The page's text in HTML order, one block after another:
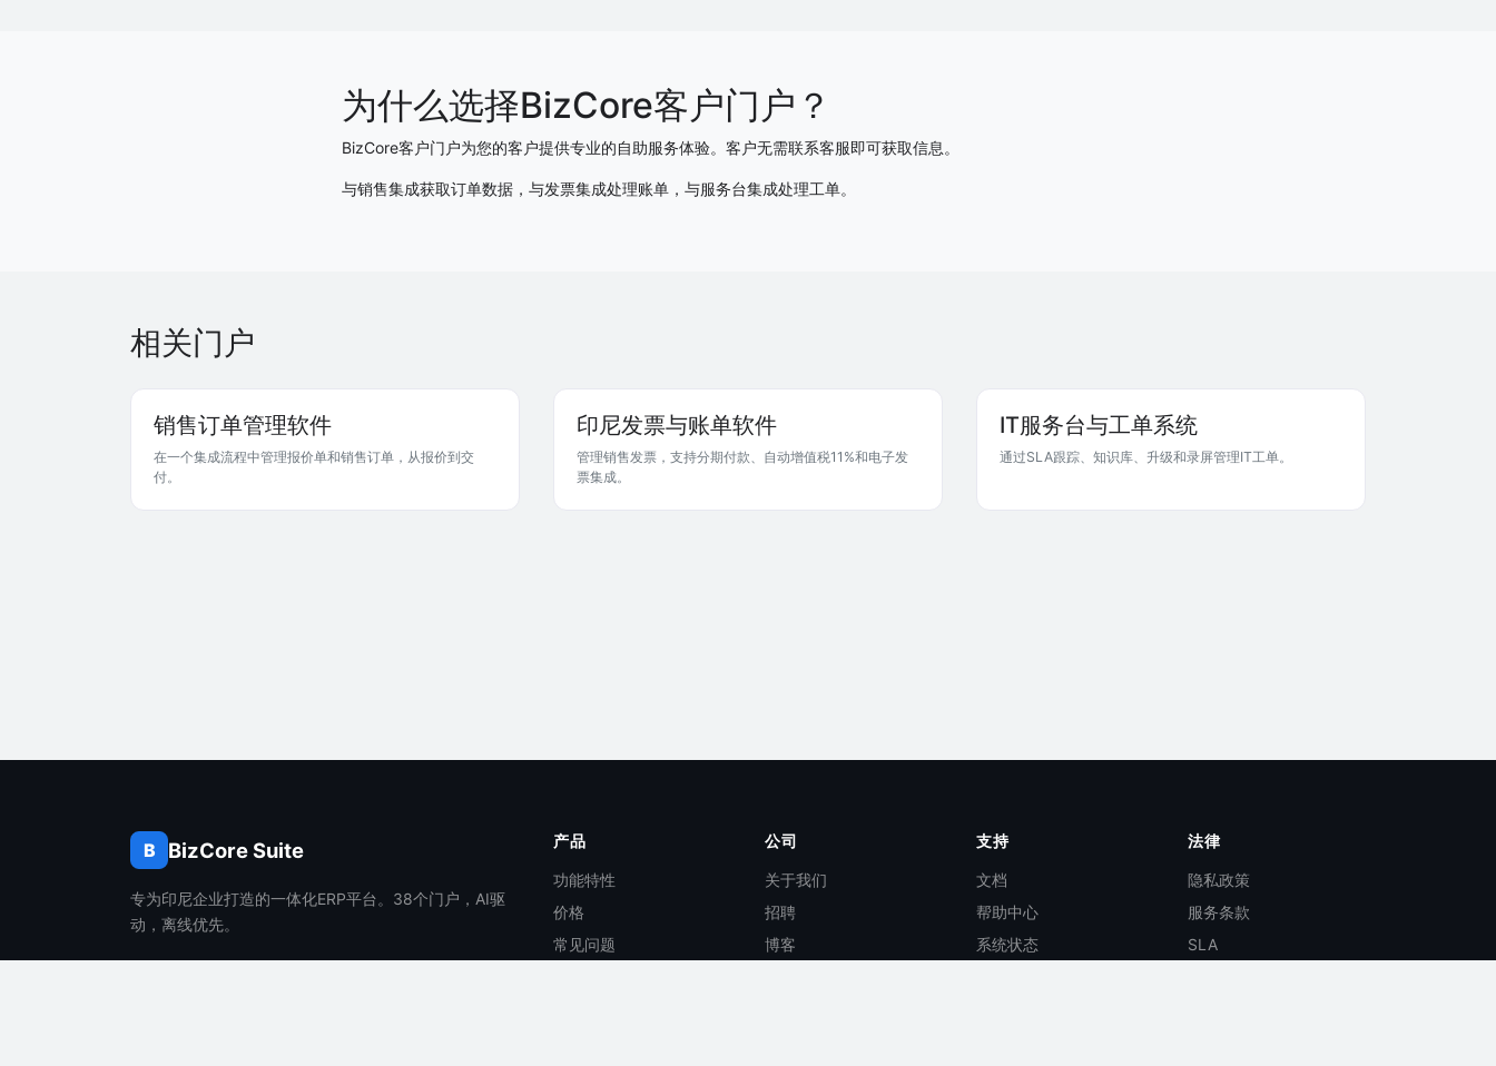
为什么选择BizCore客户门户？
BizCore客户门户为您的客户提供专业的自助服务体验。客户无需联系客服即可获取信息。
与销售集成获取订单数据，与发票集成处理账单，与服务台集成处理工单。
相关门户
销售订单管理软件
在一个集成流程中管理报价单和销售订单，从报价到交
付。
印尼发票与账单软件
管理销售发票，支持分期付款、自动增值税11%和电子发
票集成。
IT服务台与工单系统
通过SLA跟踪、知识库、升级和录屏管理IT工单。
B BizCore Suite
专为印尼企业打造的一体化ERP平台。38个门户，AI驱
动，离线优先。
产品
功能特性
价格
常见问题
公司
关于我们
招聘
博客
支持
文档
帮助中心
系统状态
法律
隐私政策
服务条款
SLA